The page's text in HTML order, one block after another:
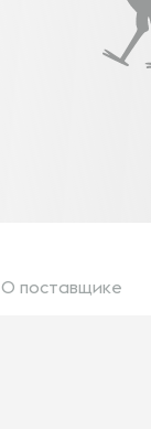
О поставщике